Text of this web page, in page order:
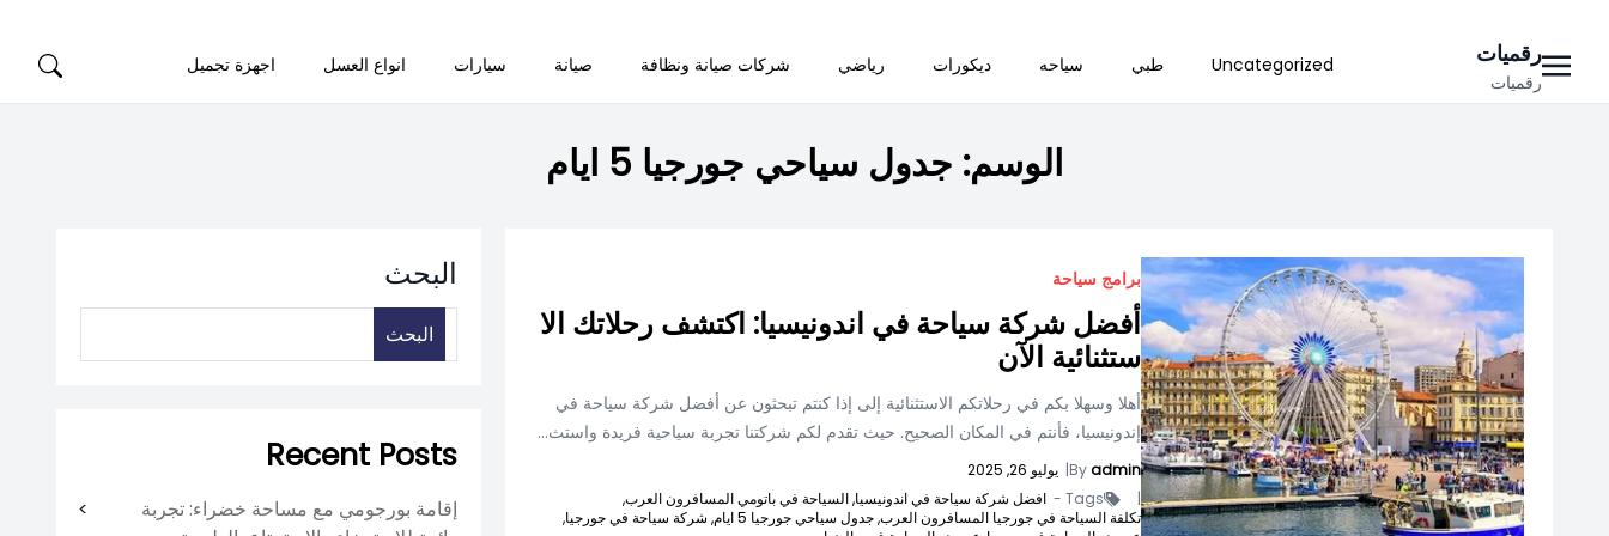
content
رقميات
رقميات
Uncategorized طبي سياحه ديكورات رياضي شركات صيانة ونظافة صيانة سيارات انواع العسل اجهزة تجميل
الوسم: جدول سياحي جورجيا 5 ايام
برامج سياحة
أفضل شركة سياحة في اندونيسيا: اكتشف رحلاتك الا
ستثنائية الآن
أهلا وسهلا بكم في رحلاتكم الاستثنائية إلى إذا كنتم تبحثون عن أفضل شركة سياحة في
إندونيسيا، فأنتم في المكان الصحيح. حيث تقدم لكم شركتنا تجربة سياحية فريدة واستث...
Byadmin
| يوليو 26, 2025
|
Tags - افضل شركة سياحة في اندونيسيا,السياحة في باتومي المسافرون العرب,
تكلفة السياحة في جورجيا المسافرون العرب,جدول سياحي جورجيا 5 ايام,
شركة سياحة في جورجيا,
البحث
البحث
Recent Posts
إقامة بورجومي مع مساحة خضراء: تجربة